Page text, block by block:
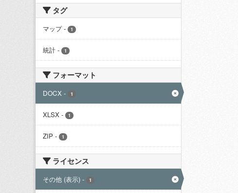
タグ
マップ - 1
統計 - 1
フォーマット
DOCX - 1
XLSX - 1
ZIP - 1
ライセンス
その他 (表示) - 1